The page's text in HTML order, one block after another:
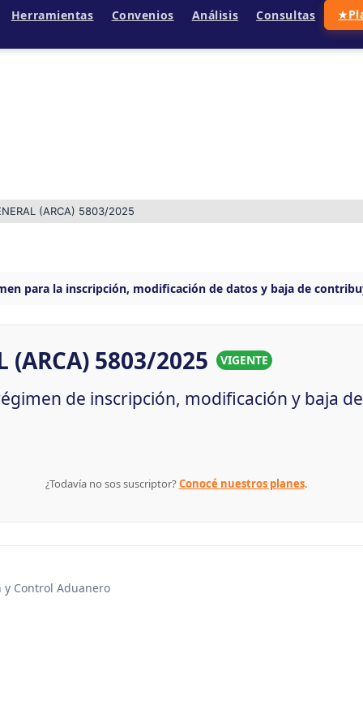
Herramientas Convenios Análisis Consultas ★
(ARCA) 5803/2025
para la inscripción, modificación de datos y baja de
(ARCA) 5803/2025 VIGENTE
de inscripción, modificación y baja
¿Todavía no sos suscriptor?Conocé nuestros planes.
y Control Aduanero